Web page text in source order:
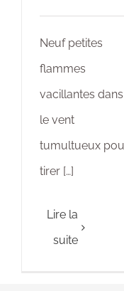
Neuf petites
flammes
vacillantes dans
le vent
tumultueux
tirer […]
Lire la
suite